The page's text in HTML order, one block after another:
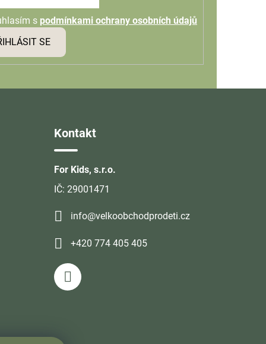
s podmínkami ochrany osobních údajů
SE
Kontakt
For Kids, s.r.o.
IČ: 29001471
info@velkoobchodprodeti.cz
+420 774 405 405